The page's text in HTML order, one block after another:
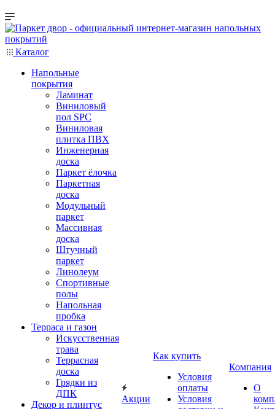
Каталог
Напольные
покрытия
Ламинат
Виниловый
пол SPC
Виниловая
плитка ПВХ
Инженерная
доска
Паркет ёлочка
Паркетная
доска
Модульный
паркет
Массивная
доска
Штучный
паркет
Линолеум
Спортивные
полы
Напольная
пробка
Терраса и газон
Искусственная
трава
Террасная
доска
Грядки из
ДПК
Декор и плинтус
Акции
Как купить
Условия
оплаты
Условия
Компания
О